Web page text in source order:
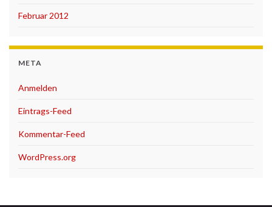
Februar 2012
META
Anmelden
Eintrags-Feed
Kommentar-Feed
WordPress.org